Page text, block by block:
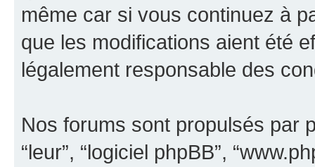
même car si vous continuez à
que les modifications aient été
légalement responsable des
Nos forums sont propulsés par
“leur”, “logiciel phpBB”,